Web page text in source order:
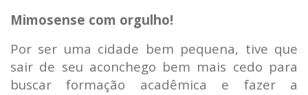
Mimosense com orgulho!
Por ser uma cidade bem pequena, tive que
sair de seu aconchego bem mais cedo para
buscar formação acadêmica e fazer a